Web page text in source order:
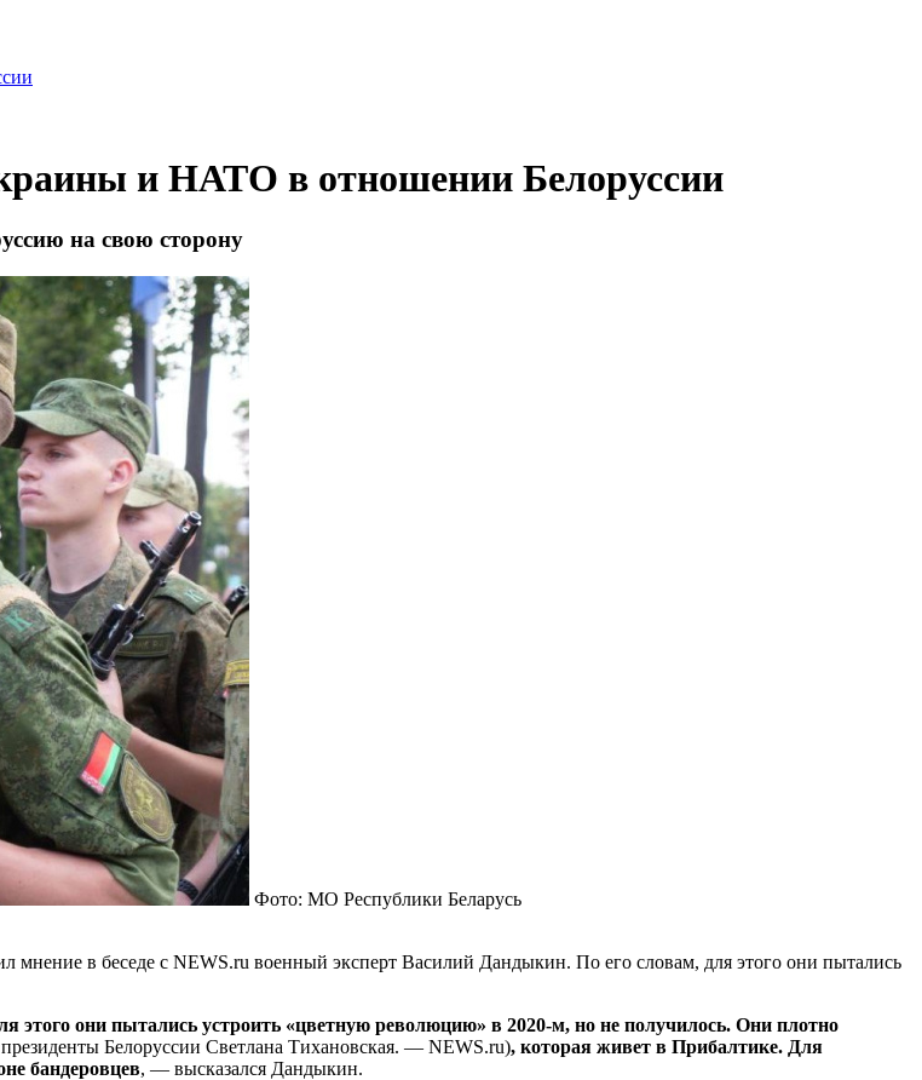
и НАТО в отношении Белоруссии
на свою сторону
Фото: МО Республики Беларусь
в беседе с NEWS.ru военный эксперт Василий Дандыкин. По его словам, для этого они пытались
они пытались устроить «цветную революцию» в 2020-м, но не получилось. Они плотно
Белоруссии Светлана Тихановская. — NEWS.ru), которая живет в Прибалтике. Для
бандеровцев, — высказался Дандыкин.